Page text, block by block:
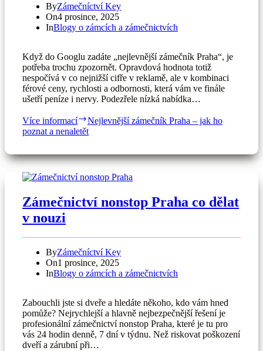
ByZámečníctví Key
On4 prosince, 2025
InBlogy o zámcích a zámečnictvích
Když do Googlu zadáte „nejlevnější zámečník Praha“, je
potřeba trochu zpozornět. Opravdová hodnota totiž
nespočívá v co nejnižší cifře v reklamě, ale v kombinaci
férové ceny, rychlosti a odbornosti, která vám ve finále
ušetří peníze i nervy. Podezřele nízká nabídka…
Více informací
Nejlevnější zámečník Praha – jak ho
poznat a nenaletět
Zámečnictví nonstop Praha co dělat
v nouzi
ByZámečníctví Key
On1 prosince, 2025
InBlogy o zámcích a zámečnictvích
Zabouchli jste si dveře a hledáte někoho, kdo vám hned
pomůže? Nejrychlejší a hlavně nejbezpečnější řešení je
profesionální zámečnictví nonstop Praha, které je tu pro
vás 24 hodin denně, 7 dní v týdnu. Než riskovat poškození
dveří a zárubní při…